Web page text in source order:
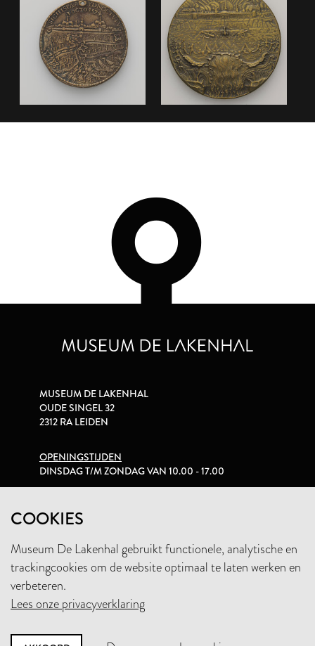
COOKIES
Museum De Lakenhal gebruikt functionele, analytische en
trackingcookies om de website optimaal te laten werken en
verbeteren.
Lees onze privacyverklaring
MUSEUM DE LAKENHAL
OUDE SINGEL 32
2312 RA LEIDEN
OPENINGSTIJDEN
DINSDAG T/M ZONDAG VAN 10.00 - 17.00
+31 (0)71 5165360
INFO@LAKENHAL.NL
STEUN HET MUSEUM